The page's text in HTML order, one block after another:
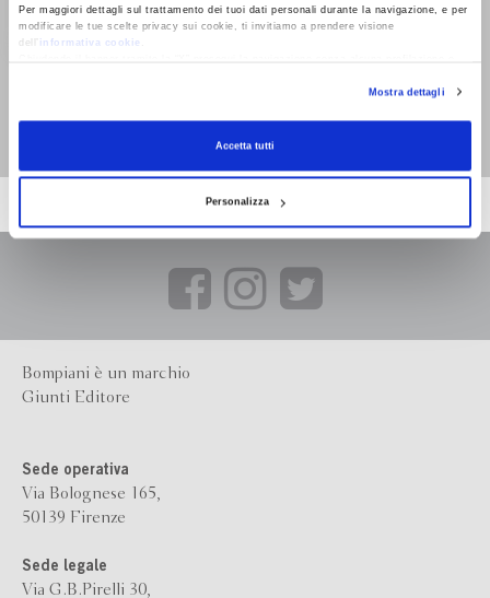
Per maggiori dettagli sul trattamento dei tuoi dati personali durante la navigazione, e per
modificare le tue scelte privacy sui cookie, ti invitiamo a prendere visione
dell’
informativa cookie
RevocaMostra dettagli
Accetta tutti
Personalizza
Elisa Ruotolo
Bompiani è un marchio
Giunti Editore
Sede operativa
Via Bolognese 165,
50139 Firenze
Sede legale
Via G.B.Pirelli 30,